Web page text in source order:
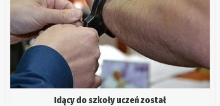
Idący do szkoły uczeń został